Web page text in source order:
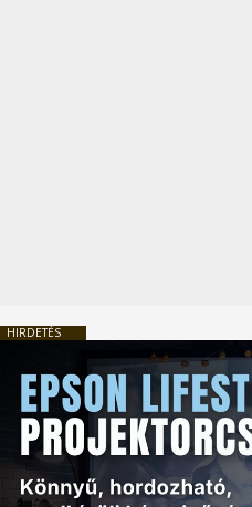
HIRDETÉS